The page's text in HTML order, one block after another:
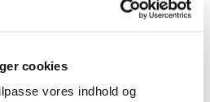
cookies
vores indhold og
er beliggende i…